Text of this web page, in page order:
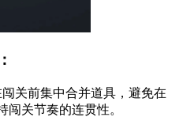
前集中合并道具，避免在
闯关节奏的连贯性。